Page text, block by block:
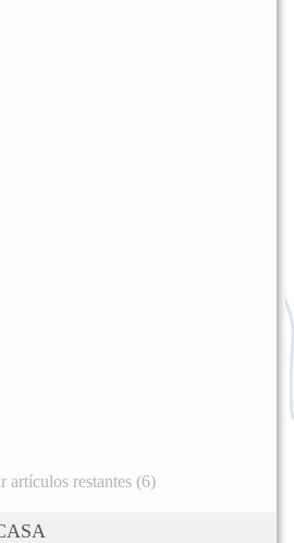
artículos restantes (6)